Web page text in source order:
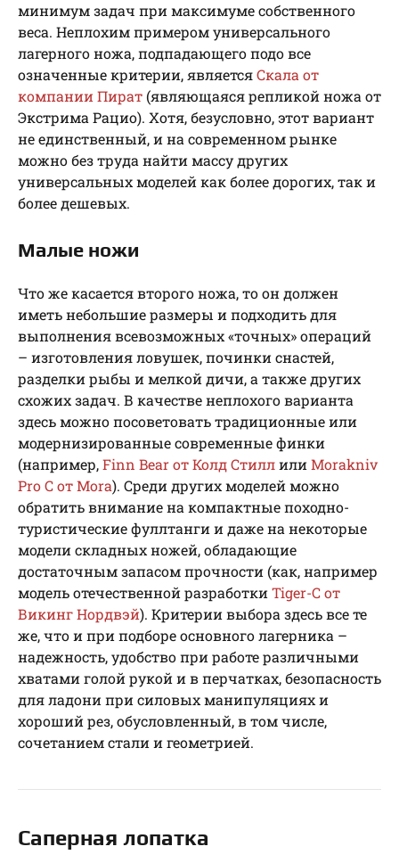
минимум задач при максимуме собственного
веса. Неплохим примером универсального
лагерного ножа, подпадающего подо все
означенные критерии, являетсяСкала от
компании Пират (являющаяся репликой ножа от
Экстрима Рацио). Хотя, безусловно, этот вариант
не единственный, и на современном рынке
можно без труда найти массу других
универсальных моделей как более дорогих, так и
более дешевых.
Малые ножи
Что же касается второго ножа, то он должен
иметь небольшие размеры и подходить для
выполнения всевозможных «точных» операций
– изготовления ловушек, починки снастей,
разделки рыбы и мелкой дичи, а также других
схожих задач. В качестве неплохого варианта
здесь можно посоветовать традиционные или
модернизированные современные финки
(например,Finn Bear от Колд Стиллили Morakniv
Pro C от Mora). Среди других моделей можно
обратить внимание на компактные походно-
туристические фуллтанги и даже на некоторые
модели складных ножей, обладающие
достаточным запасом прочности (как, например
модель отечественной разработки Tiger-C от
Викинг Нордвэй). Критерии выбора здесь все те
же, что и при подборе основного лагерника –
надежность, удобство при работе различными
хватами голой рукой и в перчатках, безопасность
для ладони при силовых манипуляциях и
хороший рез, обусловленный, в том числе,
сочетанием стали и геометрией.
Саперная лопатка